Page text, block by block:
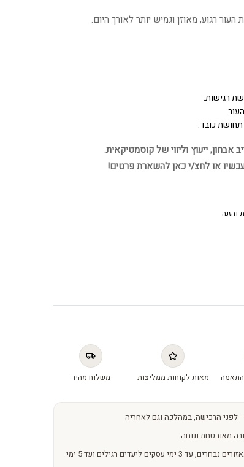
רגוע, מאוזן וגמיש יותר לאורך היום.
רגישות.
תחושת כובד.
ייעוץ וליווי של קוסמטיקאית.
או לחצ/י כאן להשארת פרטים!
והזנה
מאות לקוחות ממליצות משלוח מהיר
– לפני הרכישה, במהלכה וגם לאחריה
מאובטחת ונוחה
משלוחים מהירים – מהיום להיום באזורים נבחרים, עד 3 ימי עסקים ליעדים רגילים ועד 5 ימי